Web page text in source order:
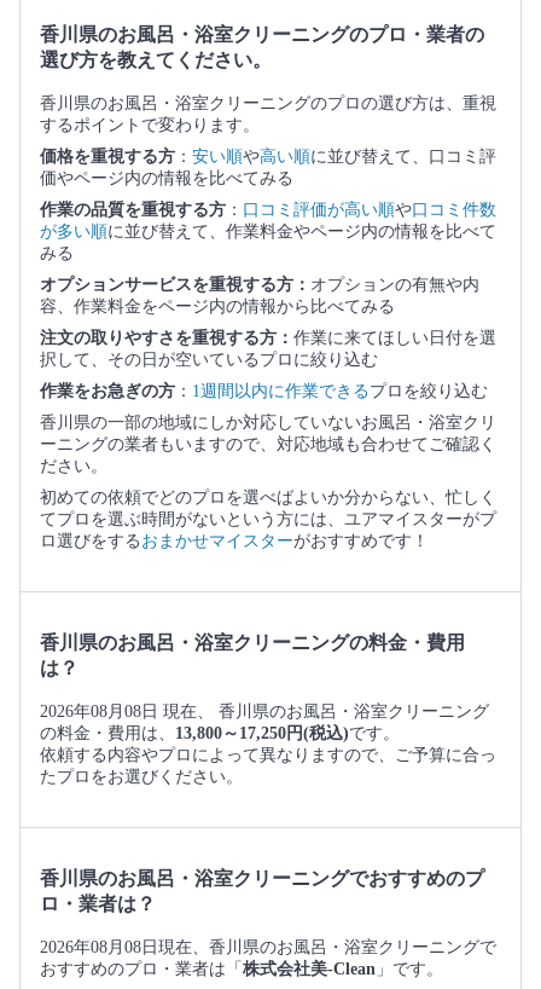
香川県のお風呂・浴室クリーニングのプロ・業者の
選び方を教えてください。
香川県のお風呂・浴室クリーニングのプロの選び方は、重視
するポイントで変わります。
価格を重視する方 ： 安い順や高い順に並び替えて、口コミ評
価やページ内の情報を比べてみる
作業の品質を重視する方 ： 口コミ評価が高い順や口コミ件数
が多い順に並び替えて、作業料金やページ内の情報を比べて
みる
オプションサービスを重視する方： オプションの有無や内
容、作業料金をページ内の情報から比べてみる
注文の取りやすさを重視する方： 作業に来てほしい日付を選
択して、その日が空いているプロに絞り込む
作業をお急ぎの方 ： 1週間以内に作業できるプロを絞り込む
香川県の一部の地域にしか対応していないお風呂・浴室クリ
ーニングの業者もいますので、対応地域も合わせてご確認く
ださい。
初めての依頼でどのプロを選べばよいか分からない、忙しく
てプロを選ぶ時間がないという方には、ユアマイスターがプ
ロ選びをする おまかせマイスターがおすすめです！
香川県のお風呂・浴室クリーニングの料金・費用
は？
2026年08月08日 現在、 香川県のお風呂・浴室クリーニング
の料金・費用は、 13,800～17,250円(税込)です。
依頼する内容やプロによって異なりますので、ご予算に合っ
たプロをお選びください。
香川県のお風呂・浴室クリーニングでおすすめのプ
ロ・業者は？
2026年08月08日現在、香川県のお風呂・浴室クリーニングで
おすすめのプロ・業者は「 株式会社美-Clean 」です。